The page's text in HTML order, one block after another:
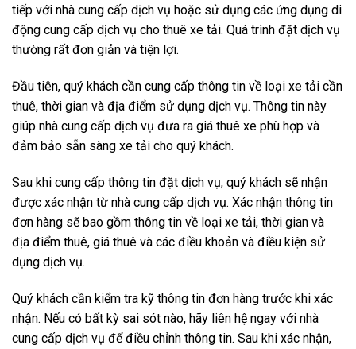
tiếp với nhà cung cấp dịch vụ hoặc sử dụng các ứng dụng di
động cung cấp dịch vụ cho thuê xe tải. Quá trình đặt dịch vụ
thường rất đơn giản và tiện lợi.
Đầu tiên, quý khách cần cung cấp thông tin về loại xe tải cần
thuê, thời gian và địa điểm sử dụng dịch vụ. Thông tin này
giúp nhà cung cấp dịch vụ đưa ra giá thuê xe phù hợp và
đảm bảo sẵn sàng xe tải cho quý khách.
Sau khi cung cấp thông tin đặt dịch vụ, quý khách sẽ nhận
được xác nhận từ nhà cung cấp dịch vụ. Xác nhận thông tin
đơn hàng sẽ bao gồm thông tin về loại xe tải, thời gian và
địa điểm thuê, giá thuê và các điều khoản và điều kiện sử
dụng dịch vụ.
Quý khách cần kiểm tra kỹ thông tin đơn hàng trước khi xác
nhận. Nếu có bất kỳ sai sót nào, hãy liên hệ ngay với nhà
cung cấp dịch vụ để điều chỉnh thông tin. Sau khi xác nhận,